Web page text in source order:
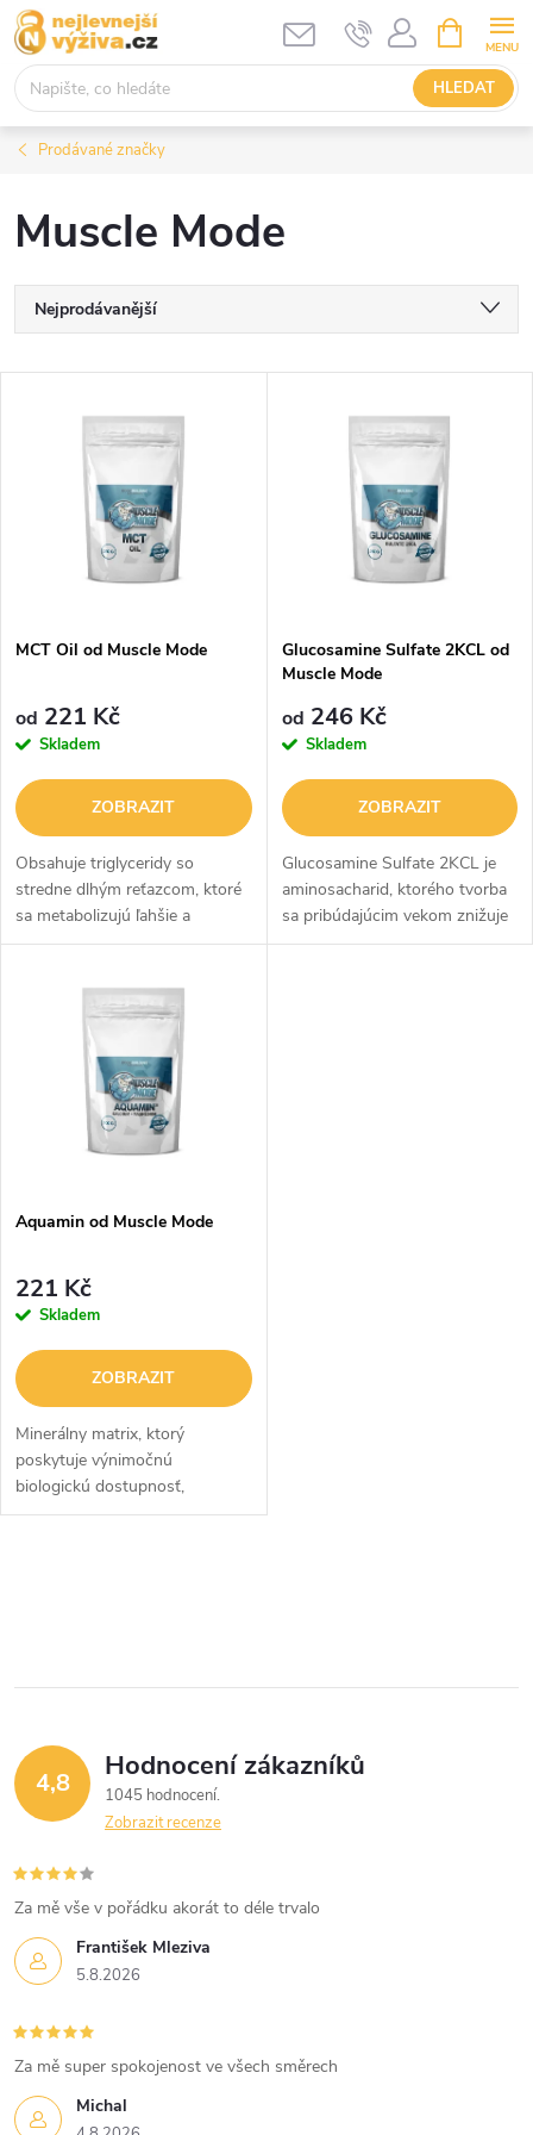
Přejít
na
obsah
HLEDAT
NÁKUPNÍ
KOŠÍK
Prodávané značky
Muscle Mode
Ř
a
p
r
o
d
u
Nejprodávanější
Abecedně
s
p
r
o
d
u
MCT Oil od Muscle Mode
od 221 Kč
Skladem
ZOBRAZIT
Obsahuje triglyceridy so
stredne dlhým reťazcom, ktoré
sa metabolizujú ľahšie a
rýchlejšie ako bežné mastné
Glucosamine Sulfate 2KCL od
Muscle Mode
od 246 Kč
Skladem
ZOBRAZIT
Glucosamine Sulfate 2KCL je
aminosacharid, ktorého tvorba
sa pribúdajúcim vekom znižuje
a preto je nevyhnutné ho
Aquamin od Muscle Mode
221 Kč
Skladem
ZOBRAZIT
Minerálny matrix, ktorý
poskytuje výnimočnú
biologickú dostupnosť,
bioaktivitu a optimalizuje
l
d
a
c
í
p
r
v
k
4,8 Hodnocení zákazníků
1045 hodnocení
Zobrazit recenze
František Mleziva
5.8.2026
Za mě vše v pořádku akorát to déle trvalo
Michal
Za mě super spokojenost ve všech směrech